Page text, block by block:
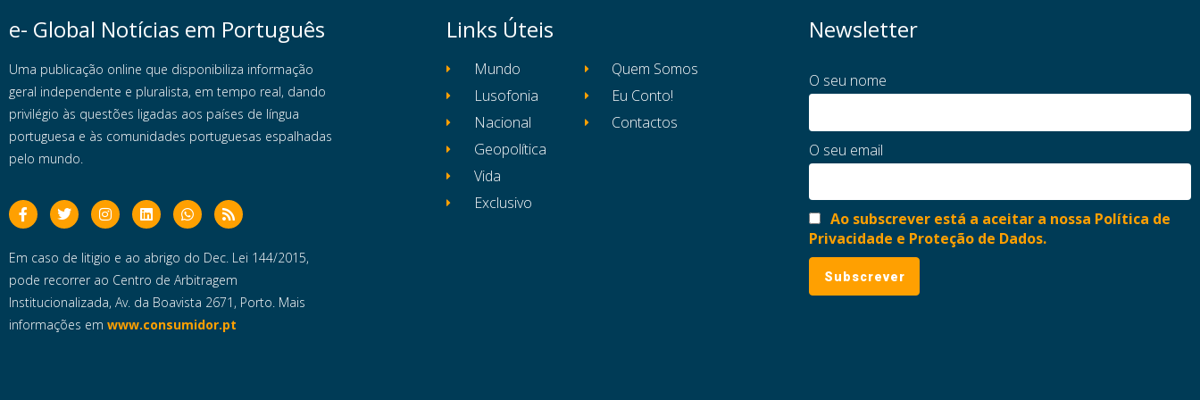
e- Global Notícias em Português
Uma publicação online que disponibiliza informação
geral independente e pluralista, em tempo real, dando
privilégio às questões ligadas aos países de língua
portuguesa e às comunidades portuguesas espalhadas
pelo mundo.
Em caso de litigio e ao abrigo do Dec. Lei 144/2015,
pode recorrer ao Centro de Arbitragem
Institucionalizada, Av. da Boavista 2671, Porto. Mais
informações em www.consumidor.pt
Links Úteis
Mundo
Lusofonia
Nacional
Geopolítica
Vida
Exclusivo
Quem Somos
Eu Conto!
Contactos
Newsletter
O seu nome
O seu email
Ao subscrever está a aceitar a nossa Política de
Privacidade e Proteção de Dados.